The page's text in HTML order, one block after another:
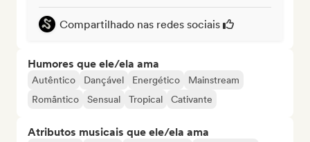
Compartilhado nas redes sociais
Humores que ele/ela ama
Autêntico Dançável Energético
Mainstream
Romântico
Sensual Tropical Cativante
Atributos musicais que ele/ela ama